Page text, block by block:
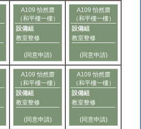
A109 怡然齋
（和平樓一樓）
設備組
教室整修
(同意申請)
A109 怡然齋
（和平樓一樓）
設備組
教室整修
(同意申請)
A109 怡然齋
（和平樓一樓）
設備組
教室整修
(同意申請)
A109 怡然齋
（和平樓一樓）
設備組
教室整修
(同意申請)